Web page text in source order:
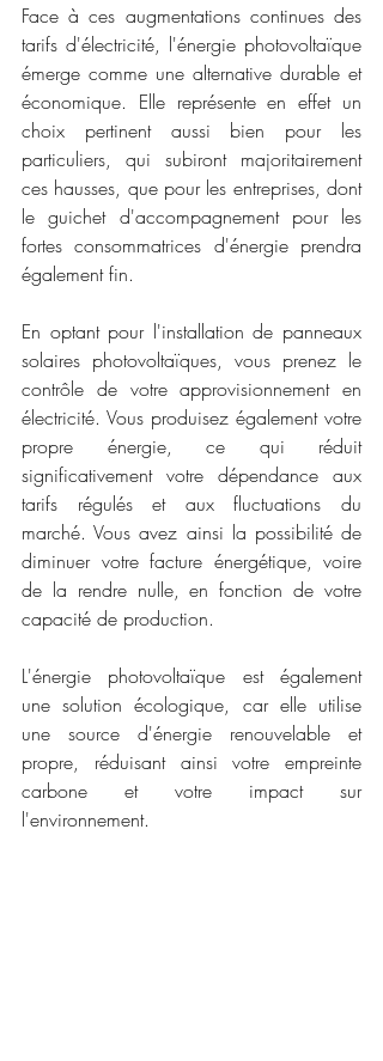
Face à ces augmentations continues des
tarifs d'électricité, l'énergie photovoltaïque
émerge comme une alternative durable et
économique. Elle représente en effet un
choix pertinent aussi bien pour les
particuliers, qui subiront majoritairement
ces hausses, que pour les entreprises, dont
le guichet d'accompagnement pour les
fortes consommatrices d'énergie prendra
également fin.
En optant pour l'installation de panneaux
solaires photovoltaïques, vous prenez le
contrôle de votre approvisionnement en
électricité. Vous produisez également votre
propre énergie, ce qui réduit
significativement votre dépendance aux
tarifs régulés et aux fluctuations du
marché. Vous avez ainsi la possibilité de
diminuer votre facture énergétique, voire
de la rendre nulle, en fonction de votre
capacité de production.
L'énergie photovoltaïque est également
une solution écologique, car elle utilise
une source d'énergie renouvelable et
propre, réduisant ainsi votre empreinte
carbone et votre impact sur
l'environnement.